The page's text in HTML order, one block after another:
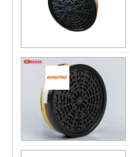
Cấu tạo bộ lọc
Phin lọc của mặt nạ
khối trụ tròn bằng
– 4cm với dung tích
Vật liệu lọc trong
lọc dùng cho
vừa đảm bảo yêu